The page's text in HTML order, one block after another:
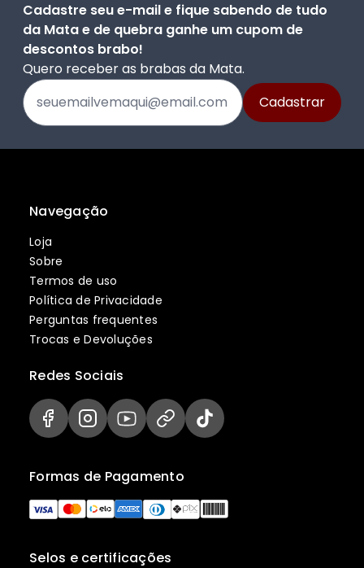
Cadastre seu e-mail e fique sabendo de tudo
da Mata e de quebra ganhe um cupom de
descontos brabo!
Quero receber as brabas da Mata.
Navegação
Loja
Sobre
Termos de uso
Política de Privacidade
Perguntas frequentes
Trocas e Devoluções
Selos e certificações
Formas de Pagamento
Redes Sociais